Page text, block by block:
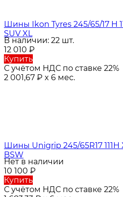
Шины Ikon Tyres 245/65/17 H
SUV XL
В наличии: 22 шт.
12 010 ₽
Купить
С учётом НДС по ставке 22%
2 001,67 ₽ x 6 мес.
Шины Unigrip 245/65R17 111H
BSW
Нет в наличии
10 100 ₽
Купить
С учётом НДС по ставке 22%